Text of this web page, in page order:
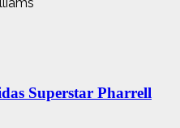
Superstar Pharrell